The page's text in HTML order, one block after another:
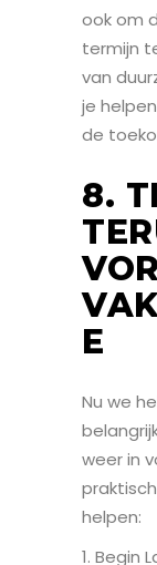
ook om
termijn
van
je
de
8.
E
Nu we
weer in
helpen:
1. Begin